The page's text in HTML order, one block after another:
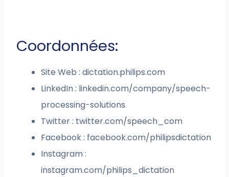
Coordonnées:
Site Web : dictation.philips.com
LinkedIn : linkedin.com/company/speech-
processing-solutions
Twitter : twitter.com/speech_com
Facebook : facebook.com/philipsdictation
Instagram :
instagram.com/philips_dictation